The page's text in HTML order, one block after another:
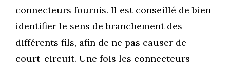
connecteurs fournis. Il est conseillé de bien
identifier le sens de branchement des
différents fils, afin de ne pas causer de
court-circuit. Une fois les connecteurs